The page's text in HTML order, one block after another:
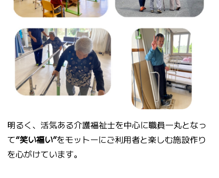
明るく、活気ある介護福祉士を中心に職員一丸となっ
て“笑い福い”をモットーにご利用者と楽しむ施設作り
を心がけています。